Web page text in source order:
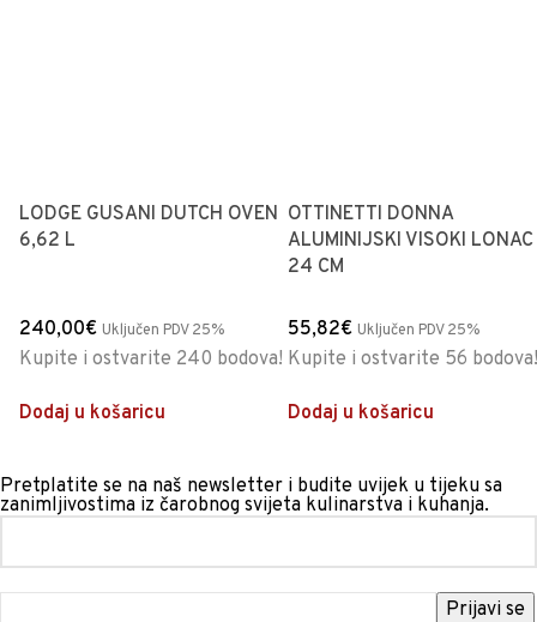
LODGE GUSANI DUTCH OVEN
6,62 L
240,00€ Uključen PDV 25%
Kupite i ostvarite 240 bodova!
Dodaj u košaricu
OTTINETTI DONNA
ALUMINIJSKI VISOKI LONAC
24 CM
55,82€ Uključen PDV 25%
Kupite i ostvarite 56 bodova!
Dodaj u košaricu
Pretplatite se na naš newsletter i budite uvijek u tijeku sa
zanimljivostima iz čarobnog svijeta kulinarstva i kuhanja.